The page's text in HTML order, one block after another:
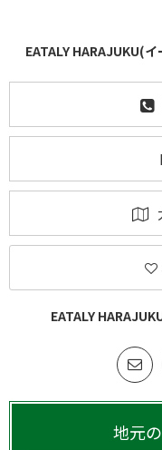
EATALY HARAJUKU(
EATALY
地元